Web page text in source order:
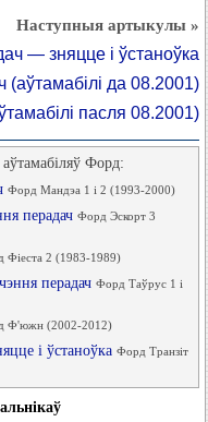
Наступныя артыкулы »
— зняцце і ўстаноўка
да 08.2001)
пасля 08.2001)
Форд:
Форд Мандэа 1 і 2 (1993-2000)
перадач Форд Эскорт 3
Фіеста 2 (1983-1989)
перадач Форд Таўрус 1 і
Ф'южн (2002-2012)
і ўстаноўка Форд Транзіт